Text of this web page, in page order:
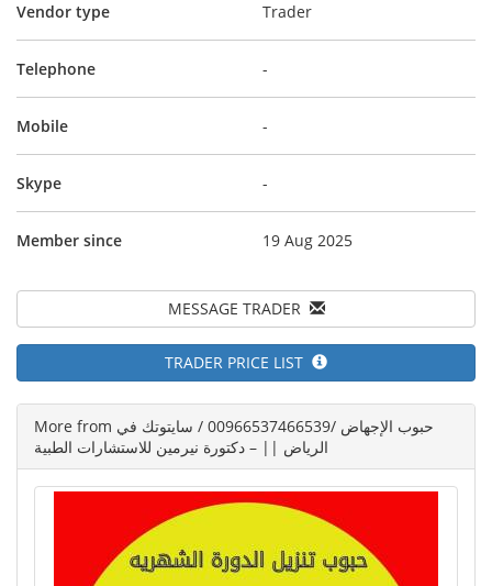
Vendor type Trader
Telephone -
Mobile -
Skype -
Member since 19 Aug 2025
MESSAGE TRADER
TRADER PRICE LIST
More from حبوب الإجهاض /00966537466539 / سايتوتك في
الرياض || – دكتورة نيرمين للاستشارات الطبية